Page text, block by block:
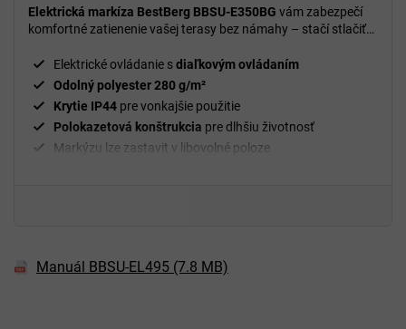
Elektrická markíza BestBerg BBSU-E350BG vám zabezpečí
komfortné zatienenie vašej terasy bez námahy – stačí stlačiť
Elektrické ovládanie sdiaľkovým ovládaním
Odolný polyester 280 g/m²
Krytie IP44 pre vonkajšie použitie
Polokazetová konštrukcia pre dlhšiu životnosť
Markýzu lze zastavit v libovolné poloze
Manuál BBSU-EL495 (7.8 MB)